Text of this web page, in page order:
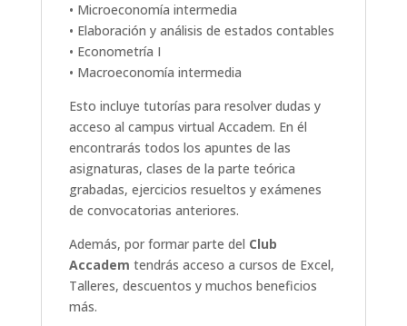
• Microeconomía intermedia
• Elaboración y análisis de estados contables
• Econometría I
• Macroeconomía intermedia
Esto incluye tutorías para resolver dudas y
acceso al campus virtual Accadem. En él
encontrarás todos los apuntes de las
asignaturas, clases de la parte teórica
grabadas, ejercicios resueltos y exámenes
de convocatorias anteriores.
Además, por formar parte del Club
Accadem tendrás acceso a cursos de Excel,
Talleres, descuentos y muchos beneficios
más.